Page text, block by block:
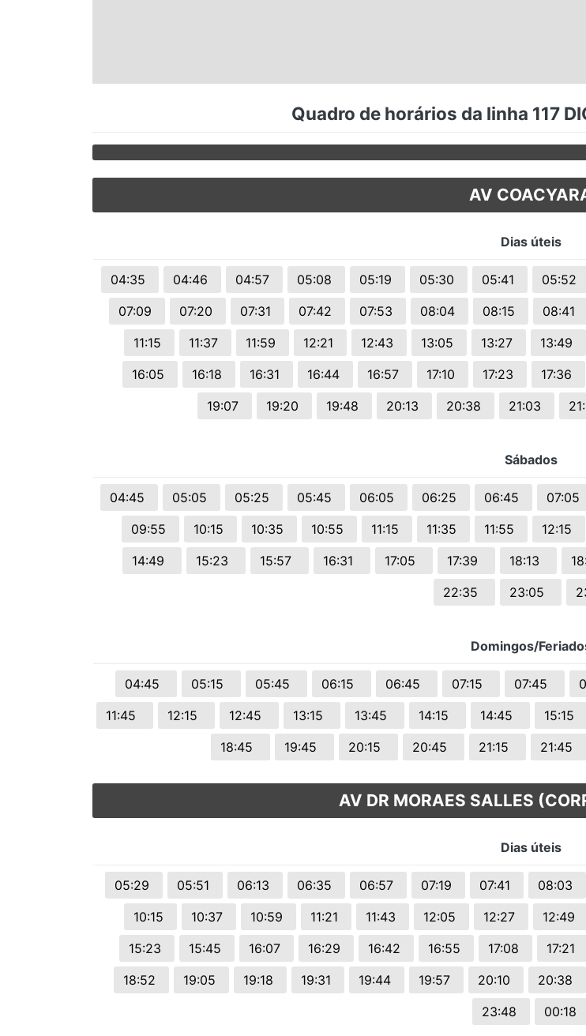
Nordeste
Quadro de horários da linha 117
AV
Dias úteis
04:35 04:46 04:57 05:08 05:19 05:30 05:41 05:52
07:09
07:20 07:31 07:42 07:53 08:04 08:15 08:41
11:15
11:37 11:59 12:21 12:43 13:05 13:27 13:49
16:05
16:18 16:31 16:44 16:57 17:10 17:23 17:36
19:07
19:20 19:48 20:13 20:38 21:03
Sábados
04:45 05:05 05:25 05:45 06:05 06:25 06:45 07:05
09:55
10:15 10:35 10:55 11:15 11:35 11:55 12:15
14:49
15:23 15:57 16:31 17:05 17:39 18:13
22:35
23:05
Domingos/
04:45 05:15 05:45 06:15 06:45 07:15 07:45
11:45
12:15 12:45 13:15 13:45 14:15 14:45 15:15
18:45
19:45 20:15 20:45 21:15 21:45
AV DR MORAES SALLES
Dias úteis
05:29 05:51 06:13 06:35 06:57 07:19 07:41 08:03
10:15
10:37 10:59 11:21 11:43 12:05 12:27 12:49
15:23
15:45 16:07 16:29 16:42 16:55 17:08 17:21
18:52
19:05 19:18 19:31 19:44 19:57 20:10 20:38
23:48
00:18